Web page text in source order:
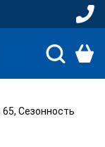
Сезонность